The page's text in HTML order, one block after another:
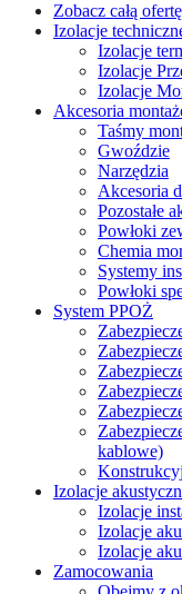
Zobacz całą ofertę
Izolacje
Izolacje
Izolacje
Izolacje
Akcesoria
Taśmy
Gwoździe
Narzędzia
Akcesoria
Pozostałe
Powłoki
Chemia
Systemy
Powłoki
System PPOŻ
kablowe)
Izolacje
Izolacje
Izolacje
Izolacje
Zamocowania